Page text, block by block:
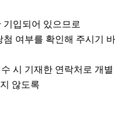
입되어 있으므로
여부를 확인해 주시기
시 기재한 연락처로 개
않도록